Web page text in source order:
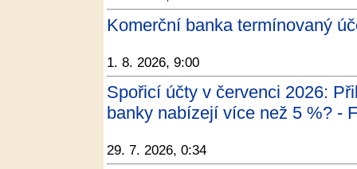
Komerční banka termínovaný
1. 8. 2026, 9:00
Spořicí účty v červenci 2026:
banky nabízejí více než 5 %? -
29. 7. 2026, 0:34